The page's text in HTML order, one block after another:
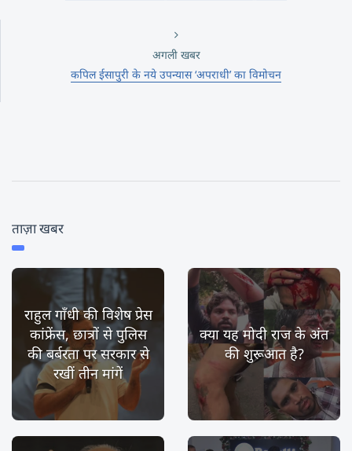
अगली खबर
कपिल ईसापुरी के नये उपन्यास ‘अपराधी’ का विमोचन
ताज़ा खबर
राहुल गाँधी की विशेष प्रेस
कांफ्रेंस, छात्रों से पुलिस
की बर्बरता पर सरकार से
रखीं तीन मांगें
क्या यह मोदी राज के अंत
की शुरूआत है?